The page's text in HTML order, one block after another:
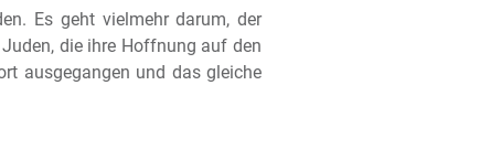
Es geht vielmehr darum, der
die ihre Hoffnung auf den
ausgegangen und das gleiche